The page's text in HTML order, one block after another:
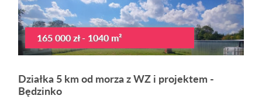
165 000 zł - 1040 m²
Działka 5 km od morza z WZ i projektem -
Będzinko